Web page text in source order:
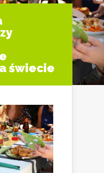
świecie